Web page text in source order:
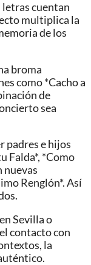
letras cuentan
multiplica la
de los
broma
como *Cacho a
de
sea
padres e hijos
Falda*, *Como
nuevas
Renglón*. Así
Sevilla o
contacto con
la